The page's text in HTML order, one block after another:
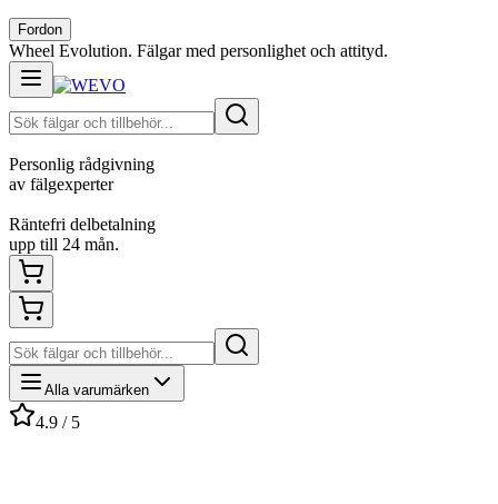
Fordon
Wheel Evolution. Fälgar med personlighet och attityd.
Personlig rådgivning
av fälgexperter
Räntefri delbetalning
upp till 24 mån.
Alla varumärken
4.9 / 5